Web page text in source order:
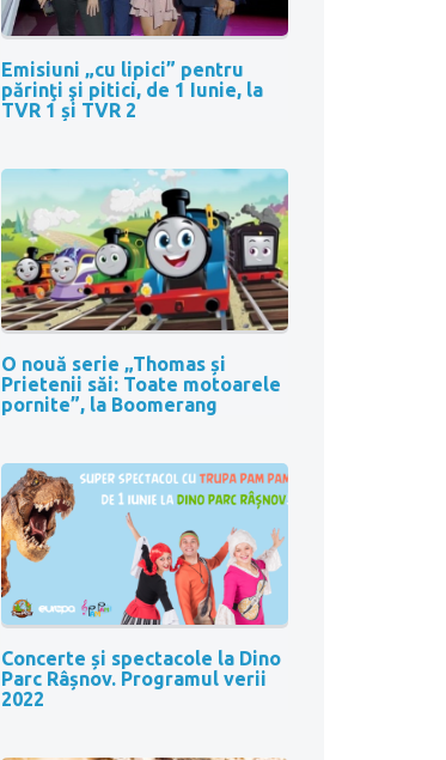
Emisiuni „cu lipici” pentru
părinţi şi pitici, de 1 Iunie, la
TVR 1 și TVR 2
O nouă serie „Thomas și
Prietenii săi: Toate motoarele
pornite”, la Boomerang
Concerte și spectacole la Dino
Parc Râșnov. Programul verii
2022